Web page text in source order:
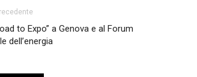
to Expo” a Genova e al Forum
dell’energia